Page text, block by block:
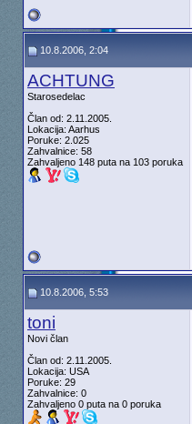
10.8.2006, 2:04
ACHTUNG
Starosedelac
Član od: 2.11.2005.
Lokacija: Aarhus
Poruke: 2.025
Zahvalnice: 58
Zahvaljeno 148 puta na 103 poruka
10.8.2006, 5:53
toni
Novi član
Član od: 2.11.2005.
Lokacija: USA
Poruke: 29
Zahvalnice: 0
Zahvaljeno 0 puta na 0 poruka